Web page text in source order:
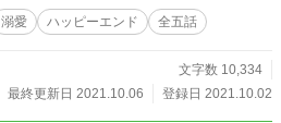
溺愛 ハッピーエンド 全五話
文字数 10,334
最終更新日 2021.10.06
登録日 2021.10.02